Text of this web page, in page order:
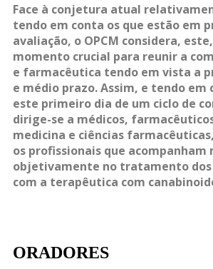
Face à conjetura atual
tendo em conta os que estão em
avaliação, o OPCM considera,
momento crucial para reunir a
e farmacêutica tendo em vista a
e médio prazo. Assim, e tendo
este primeiro dia de um ciclo de
dirige-se a médicos,
medicina e ciências
os profissionais que acompanham
objetivamente no tratamento dos
com a terapêutica com
ORADORES